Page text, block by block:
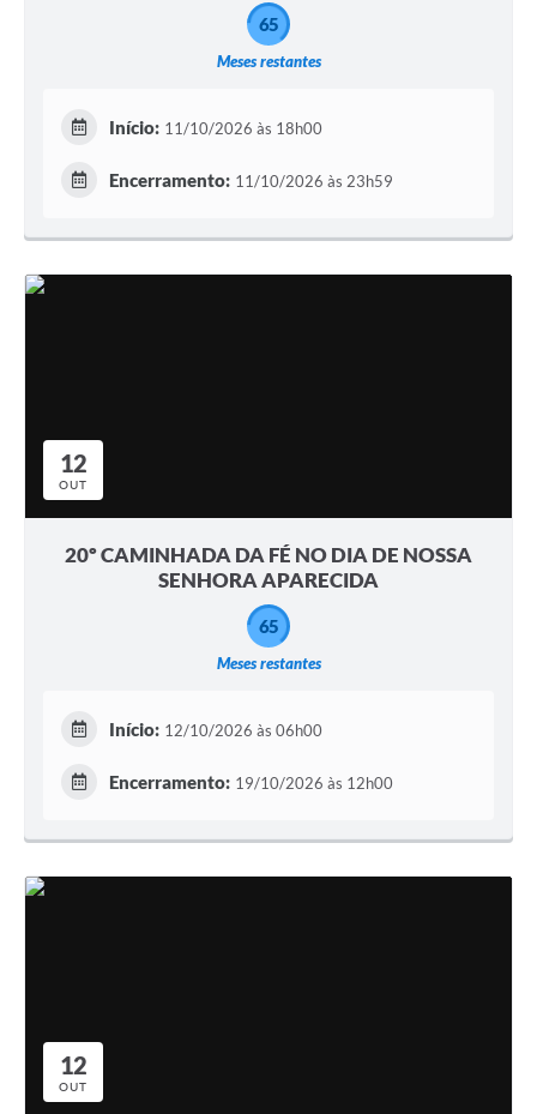
Meses restantes
65
Início: 11/10/2026 às 18h00
Encerramento: 11/10/2026 às 23h59
12
OUT
20º CAMINHADA DA FÉ NO DIA DE NOSSA
SENHORA APARECIDA
Meses restantes
65
Início: 12/10/2026 às 06h00
Encerramento: 19/10/2026 às 12h00
12
OUT